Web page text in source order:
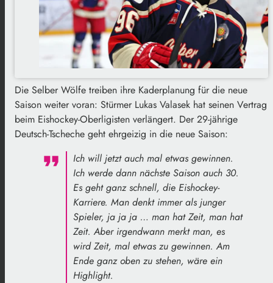
Die Selber Wölfe treiben ihre Kaderplanung für die neue
Saison weiter voran: Stürmer Lukas Valasek hat seinen Vertrag
beim Eishockey-Oberligisten verlängert. Der 29-jährige
Deutsch-Tscheche geht ehrgeizig in die neue Saison:
Ich will jetzt auch mal etwas gewinnen.
Ich werde dann nächste Saison auch 30.
Es geht ganz schnell, die Eishockey-
Karriere. Man denkt immer als junger
Spieler, ja ja ja … man hat Zeit, man hat
Zeit. Aber irgendwann merkt man, es
wird Zeit, mal etwas zu gewinnen. Am
Ende ganz oben zu stehen, wäre ein
Highlight.